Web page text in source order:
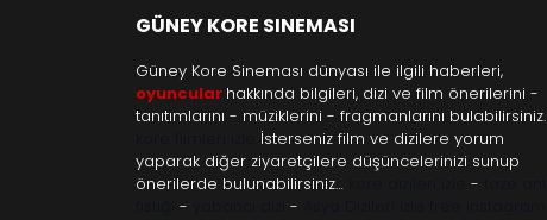
GÜNEY KORE SINEMASI
Güney Kore Sineması dünyası ile ilgili haberleri,
oyuncular hakkında bilgileri, dizi ve film önerilerini -
tanıtımlarını - müziklerini - fragmanlarını bulabilirsiniz.
İsterseniz film ve dizilere yorum
yaparak diğer ziyaretçilere düşüncelerinizi sunup
önerilerde bulunabilirsiniz…
-
- -